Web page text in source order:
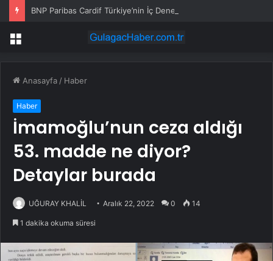
Menü
Anasayfa / Haber
Haber
İmamoğlu’nun ceza aldığı
53. madde ne diyor?
Detaylar burada
UĞURAY KHALİL Aralık 22, 2022 0 14
1 dakika okuma süresi